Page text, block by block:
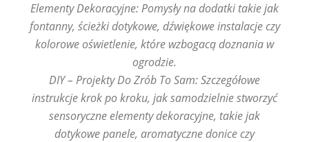
Elementy Dekoracyjne: Pomysły na dodatki takie jak
fontanny, ścieżki dotykowe, dźwiękowe instalacje czy
kolorowe oświetlenie, które wzbogacą doznania w
ogrodzie.
DIY – Projekty Do Zrób To Sam: Szczegółowe
instrukcje krok po kroku, jak samodzielnie stworzyć
sensoryczne elementy dekoracyjne, takie jak
dotykowe panele, aromatyczne donice czy